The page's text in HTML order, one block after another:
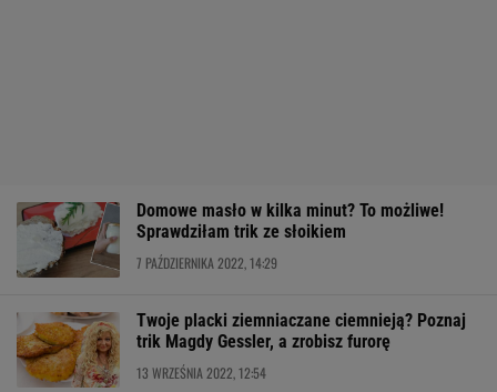
Domowe masło w kilka minut? To możliwe!
Sprawdziłam trik ze słoikiem
7 PAŹDZIERNIKA 2022, 14:29
Twoje placki ziemniaczane ciemnieją? Poznaj
trik Magdy Gessler, a zrobisz furorę
13 WRZEŚNIA 2022, 12:54